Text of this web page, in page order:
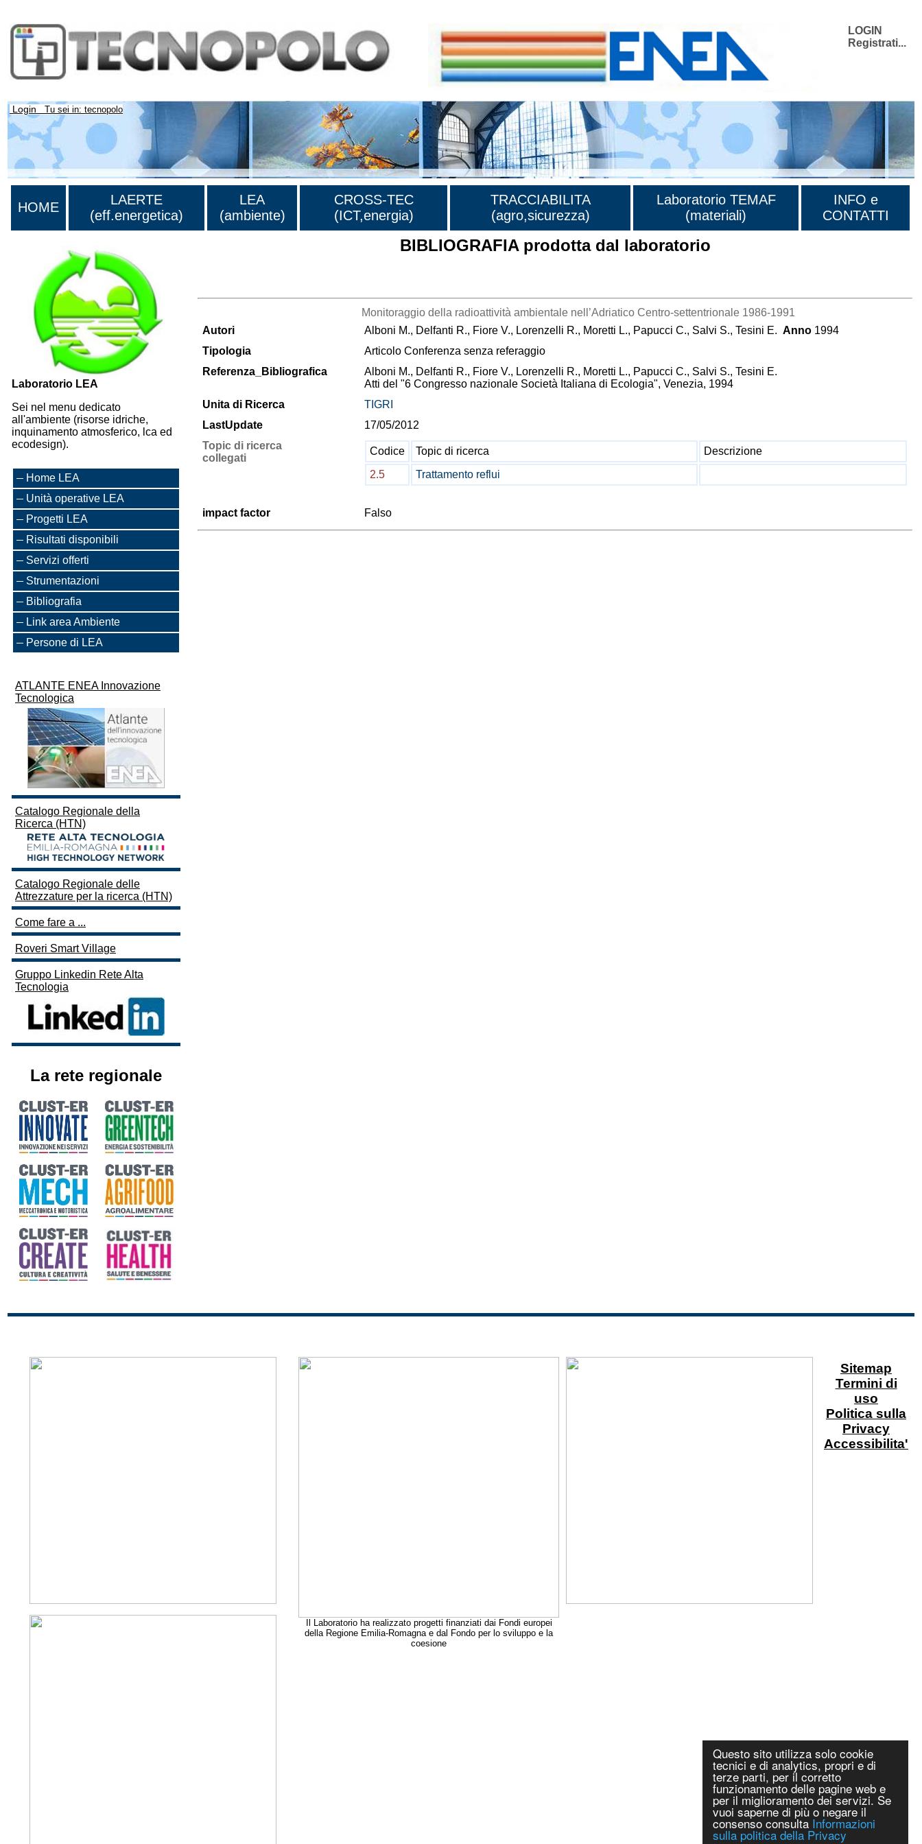
Questo sito utilizza solo cookie
tecnici e di analytics, propri e di
terze parti, per il corretto
funzionamento delle pagine web e
per il miglioramento dei servizi. Se
vuoi saperne di più o negare il
consenso consulta Informazioni
sulla politica della Privacy
LOGIN
Registrati...
Login Tu sei in: tecnopolo
HOME
LAERTE
(eff.energetica)
LEA
(ambiente)
CROSS-TEC
(ICT,energia)
TRACCIABILITA
(agro,sicurezza)
Laboratorio TEMAF
(materiali)
INFO e
CONTATTI
Laboratorio LEA
Sei nel menu dedicato
all'ambiente (risorse idriche,
inquinamento atmosferico, lca ed
ecodesign).
Home LEA
Unità operative LEA
Progetti LEA
Risultati disponibili
Servizi offerti
Strumentazioni
Bibliografia
Link area Ambiente
Persone di LEA
ATLANTE ENEA Innovazione
Tecnologica
Catalogo Regionale della
Ricerca (HTN)
Catalogo Regionale delle
Attrezzature per la ricerca (HTN)
Come fare a ...
Roveri Smart Village
Gruppo Linkedin Rete Alta
Tecnologia
La rete regionale
BIBLIOGRAFIA prodotta dal laboratorio
Monitoraggio della radioattività ambientale nell’Adriatico Centro-settentrionale 1986-1991
Autori
Alboni M., Delfanti R., Fiore V., Lorenzelli R., Moretti L., Papucci C., Salvi S., Tesini E. Anno 1994
Tipologia
Articolo Conferenza senza referaggio
Referenza_Bibliografica
Alboni M., Delfanti R., Fiore V., Lorenzelli R., Moretti L., Papucci C., Salvi S., Tesini E.
Atti del "6 Congresso nazionale Società Italiana di Ecologia", Venezia, 1994
Unita di Ricerca
TIGRI
LastUpdate
17/05/2012
Topic di ricerca
collegati
Codice Topic di ricerca
Descrizione
2.5
Trattamento reflui
impact factor Falso
Il Laboratorio ha realizzato progetti finanziati dai Fondi europei
della Regione Emilia-Romagna e dal Fondo per lo sviluppo e la
coesione
Sitemap
Termini di
uso
Politica sulla
Privacy
Accessibilita'